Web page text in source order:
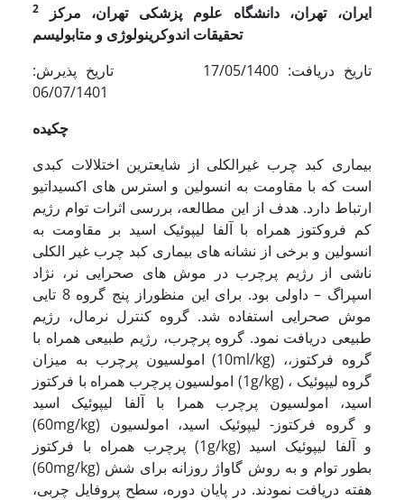
2
تحقیقات اندوکرینولوژی و متابولیسم
تاریخ دریافت: 17/05/1400 تاریخ پذیرش:
06/07/1401
چکیده
بیماری کبد چرب غیرالکلی از شایعترین اختلالات کبدی
است که با مقاومت به انسولین و استرس های اکسیداتیو
ارتباط دارد. هدف از این مطالعه، بررسی اثرات توام رژیم
کم فروکتوز همراه با آلفا لیپوئیک اسید بر مقاومت به
انسولین و برخی از نشانه های بیماری کبد چرب غیر الکلی
ناشی از رژیم پرچرب در موش های صحرایی نر، نژاد
اسپراگ – داولی بود. برای این منظوراز پنج گروه 8 تایی
موش صحرایی استفاده شد. گروه کنترل نرمال، رژیم
طبیعی دریافت نمود. گروه پرچرب، رژیم طبیعی همراه با
امولسیون پرچرب به میزان (10ml/kg) ،گروه فرکتوز،
امولسیون پرچرب همراه با فرکتوز (1g/kg) ، گروه لیپوئیک
اسید، امولسیون پرچرب همرا با آلفا لیپوئیک اسید
(60mg/kg) و گروه فرکتوز- لیپوئیک اسید، امولسیون
پرچرب همراه با فرکتوز (1g/kg) و آلفا لیپوئیک اسید
(60mg/kg) بطور توام و به روش گاواژ روزانه برای شش
هفته دریافت نمودند. در پایان دوره، سطح پروفایل چربی،